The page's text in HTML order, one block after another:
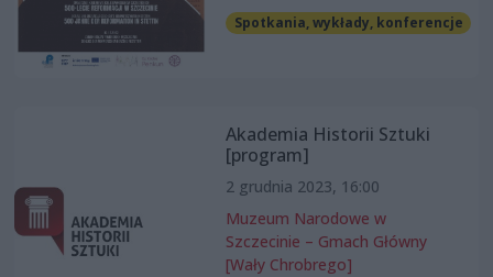
Spotkania, wykłady, konferencje
Akademia Historii Sztuki
[program]
2 grudnia 2023, 16:00
Muzeum Narodowe w
Szczecinie – Gmach Główny
[Wały Chrobrego]